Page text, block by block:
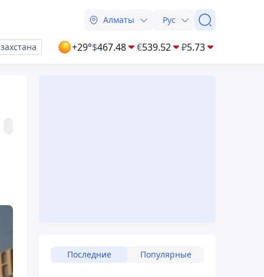
Алматы Рус
+29°$467.48 €539.52 ₽5.73
Последние Популярные